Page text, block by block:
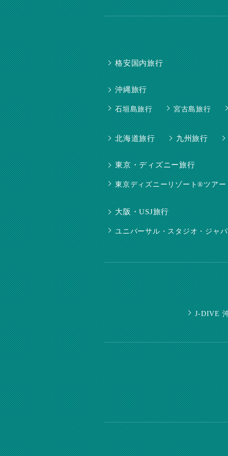
格安国内旅行
沖縄旅行
石垣島旅行 宮古島旅行
北海道旅行 九州旅行
東京・ディズニー旅行
東京ディズニーリゾート®ツアー
大阪・USJ旅行
ユニバーサル・スタジオ・ジャ
J-DIVE